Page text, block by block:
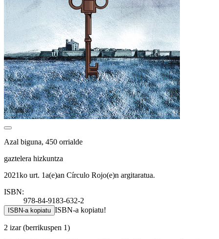
Azal biguna, 450 orrialde
gaztelera hizkuntza
2021ko urt. 1a(e)an Círculo Rojo(e)n argitaratua.
ISBN:
978-84-9183-632-2
ISBN-a kopiatu ISBN-a kopiatu!
2 izar(berrikuspen 1)